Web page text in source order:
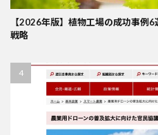
【2026年版】植物工場の成功事例
戦略